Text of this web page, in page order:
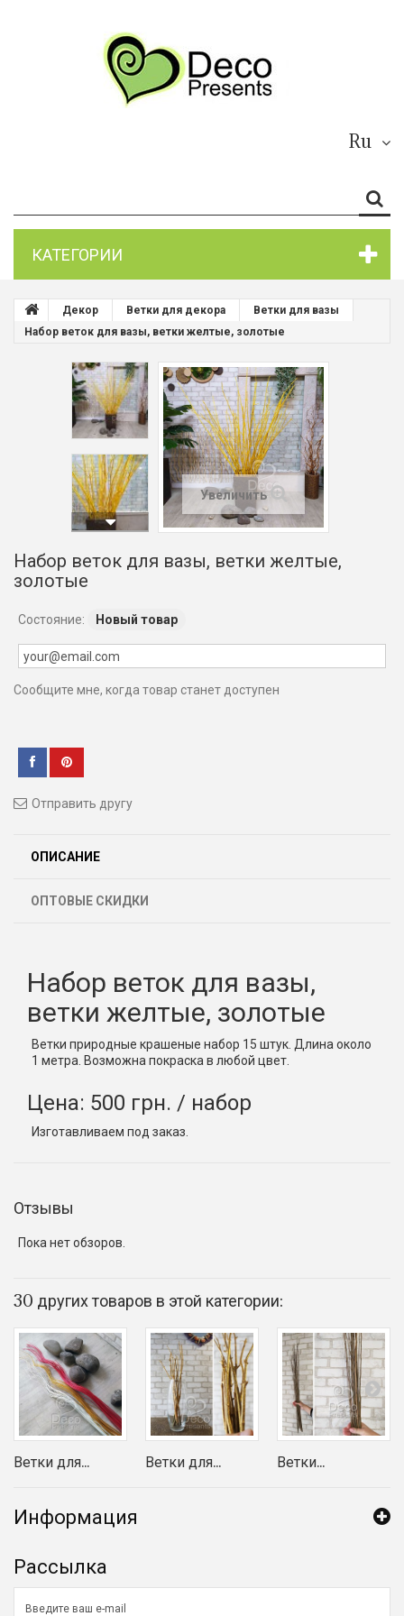
Ru
КАТЕГОРИИ
Декор Ветки для декора
Ветки для вазы
Набор веток для вазы, ветки желтые, золотые
Увеличить
Набор веток для вазы, ветки желтые,
золотые
Состояние: Новый товар
Сообщите мне, когда товар станет доступен
Отправить другу
ОПИСАНИЕ
ОПТОВЫЕ СКИДКИ
Набор веток для вазы,
ветки желтые, золотые
Ветки природные крашеные набор 15 штук. Длина около
1 метра. Возможна покраска в любой цвет.
Цена: 500 грн. / набор
Изготавливаем под заказ.
Отзывы
Пока нет обзоров.
30 других товаров в этой категории:
Ветки для... Ветки для... Ветки...
Информация
Рассылка